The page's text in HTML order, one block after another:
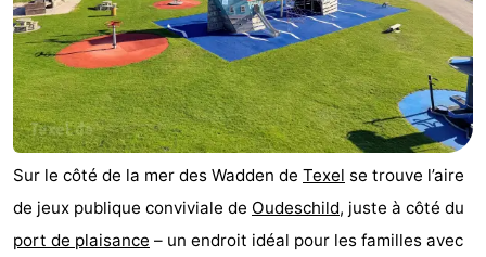
Sur le côté de la mer des Wadden de Texel se trouve l’aire
de jeux publique conviviale de Oudeschild, juste à côté du
port de plaisance – un endroit idéal pour les familles avec